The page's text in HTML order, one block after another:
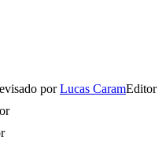
porLucas CaramEditor